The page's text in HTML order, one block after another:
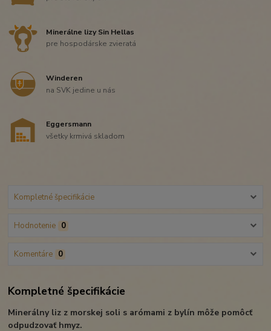
Minerálne lizy Sin Hellas
pre hospodárske zvieratá
Winderen
na SVK jedine u nás
Eggersmann
všetky krmivá skladom
Kompletné špecifikácie
Hodnotenie 0
Komentáre 0
Kompletné špecifikácie
Minerálny liz z morskej soli s arómami z bylín môže pomôcť
odpudzovať hmyz.